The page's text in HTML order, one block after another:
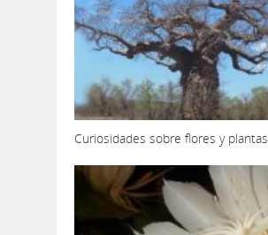
Curiosidades sobre flores y plantas